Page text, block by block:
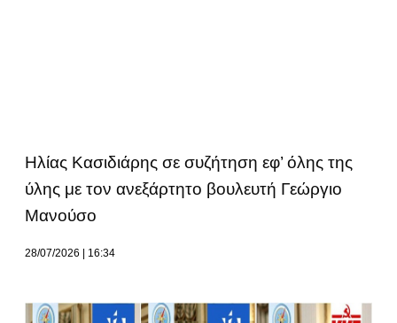
Ηλίας Κασιδιάρης σε συζήτηση εφ’ όλης της
ύλης με τον ανεξάρτητο βουλευτή Γεώργιο
Μανούσο
28/07/2026 16:34